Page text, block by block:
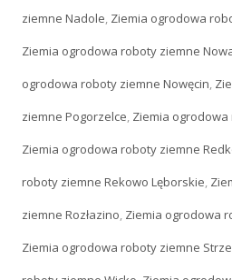
ziemne Nadole, Ziemia ogrodowa
Ziemia ogrodowa roboty ziemne
ogrodowa roboty ziemne Nowęcin,
ziemne Pogorzelce, Ziemia
Ziemia ogrodowa roboty ziemne
roboty ziemne Rekowo Lęborskie,
ziemne Rozłazino, Ziemia ogrodowa
Ziemia ogrodowa roboty ziemne